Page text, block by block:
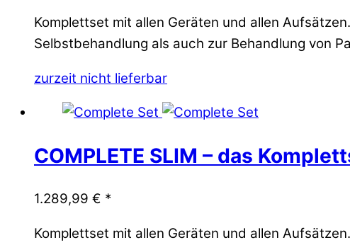
Komplettset mit allen Geräten und allen
Selbstbehandlung als auch zur Behandlung von
zurzeit nicht lieferbar
COMPLETE SLIM – das
1.289,99 € *
Komplettset mit allen Geräten und allen